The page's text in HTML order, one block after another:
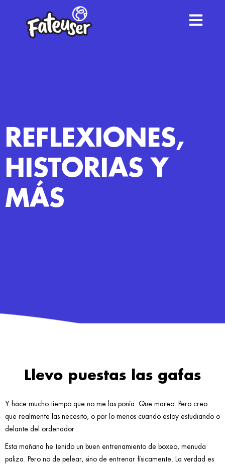
REFLEXIONES,
HISTORIAS Y
MÁS
Llevo puestas las gafas
Y hace mucho tiempo que no me las ponía. Que mareo. Pero creo
que realmente las necesito, o por lo menos cuando estoy estudiando o
delante del ordenador.
Esta mañana he tenido un buen entrenamiento de boxeo, menuda
paliza. Pero no de pelear, sino de entrenar físicamente. La verdad es